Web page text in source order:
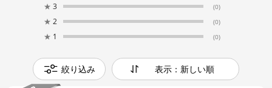
★ 3 (0)
★ 2 (0)
★ 1 (0)
絞り込み 表示：新しい順